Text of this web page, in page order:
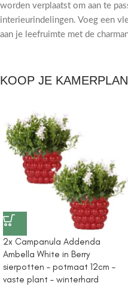
worden verplaatst om aan te
interieurindelingen. Voeg een
aan je leefruimte met de
KOOP JE
2x Campanula Addenda
Ambella White in Berry
sierpotten – potmaat 12cm –
vaste plant – winterhard